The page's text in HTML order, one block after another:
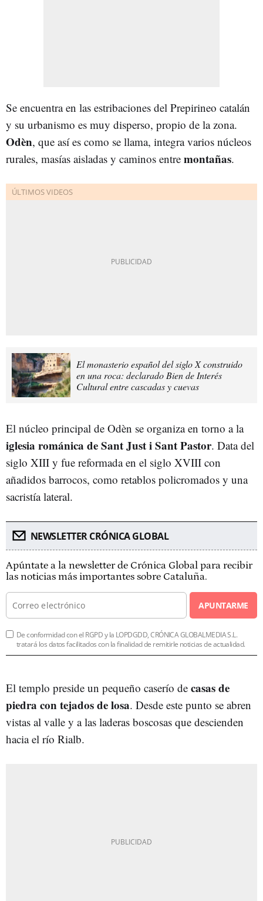
Se encuentra en las estribaciones del Prepirineo catalán
y su urbanismo es muy disperso, propio de la zona.
Odèn, que así es como se llama, integra varios núcleos
rurales, masías aisladas y caminos entre montañas.
El monasterio español del siglo X construido
en una roca: declarado Bien de Interés
Cultural entre cascadas y cuevas
El núcleo principal de Odèn se organiza en torno a la
iglesia románica de Sant Just i Sant Pastor. Data del
siglo XIII y fue reformada en el siglo XVIII con
añadidos barrocos, como retablos policromados y una
sacristía lateral.
NEWSLETTER CRÓNICA GLOBAL
Apúntate a la newsletter de Crónica Global para recibir
las noticias más importantes sobre Cataluña.
APUNTARME
De conformidad con el RGPD y la LOPDGDD, CRÓNICA GLOBALMEDIA S.L.
tratará los datos facilitados con la finalidad de remitirle noticias de actualidad.
El templo preside un pequeño caserío de casas de
piedra con tejados de losa. Desde este punto se abren
vistas al valle y a las laderas boscosas que descienden
hacia el río Rialb.